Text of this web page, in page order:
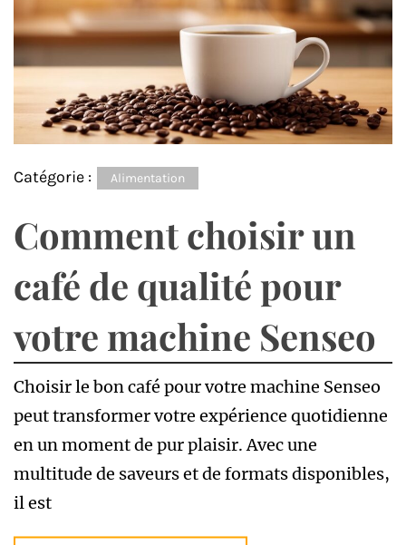
Catégorie : Alimentation
Comment choisir un
café de qualité pour
votre machine Senseo
Choisir le bon café pour votre machine Senseo
peut transformer votre expérience quotidienne
en un moment de pur plaisir. Avec une
multitude de saveurs et de formats disponibles,
il est